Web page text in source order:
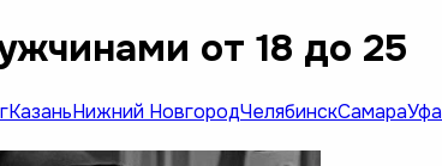
от 18 до 25
КазаньНижний НовгородЧелябинскСамараУфа